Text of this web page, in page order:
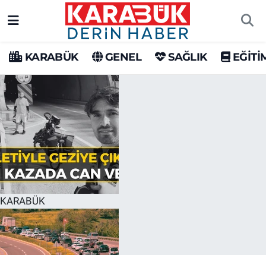
KARABÜK GENEL SAĞLIK
KARABÜK
Karabük Hava Durumu
Karabük Trafik Yoğunluk Haritası
Süper Lig Puan Durumu ve Fikstür
Tüm Manşetler
Son Dakika Haberleri
Haber Arşivi